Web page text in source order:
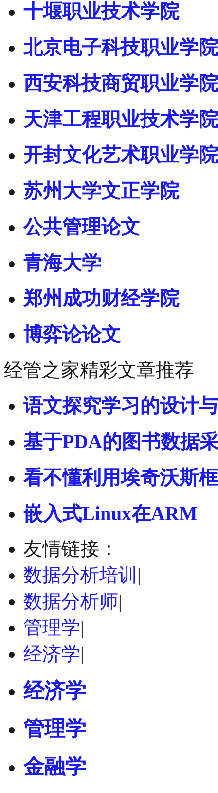
十堰职业技术学院
北京电子科技职业学院
西安科技商贸职业学院
天津工程职业技术学院
开封文化艺术职业学院
苏州大学文正学院
公共管理论文
青海大学
郑州成功财经学院
博弈论论文
经管之家精彩文章推荐
语文探究学习的设计
基于PDA的图书数据
看不懂利用埃奇沃斯
嵌入式Linux在ARM
友情链接：
数据分析培训 |
数据分析师|
管理学|
经济学|
经济学
管理学
金融学